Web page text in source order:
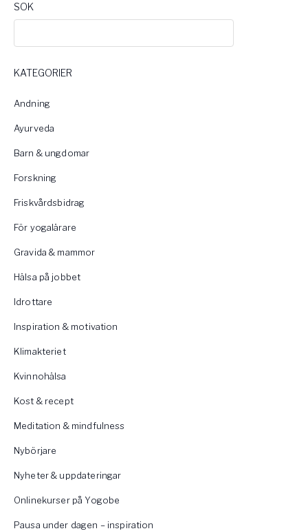
SOK
KATEGORIER
Andning
Ayurveda
Barn & ungdomar
Forskning
Friskvårdsbidrag
För yogalärare
Gravida & mammor
Hälsa på jobbet
Idrottare
Inspiration & motivation
Klimakteriet
Kvinnohälsa
Kost & recept
Meditation & mindfulness
Nybörjare
Nyheter & uppdateringar
Onlinekurser på Yogobe
Pausa under dagen – inspiration